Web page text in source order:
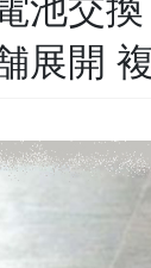
池交
展開